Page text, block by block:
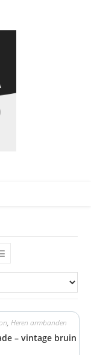
, Heren armbanden
– vintage bruin